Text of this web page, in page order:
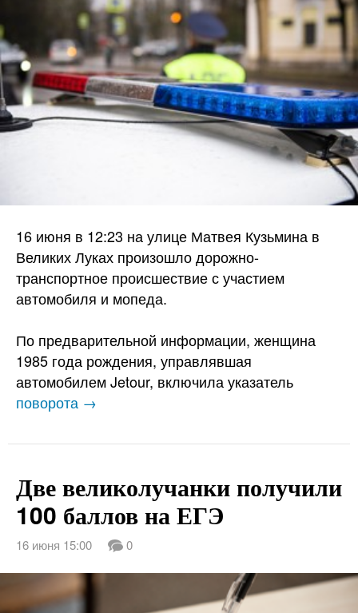
16 июня в 12:23 на улице Матвея Кузьмина в
Великих Луках произошло дорожно-
транспортное происшествие с участием
автомобиля и мопеда.
По предварительной информации, женщина
1985 года рождения, управлявшая
автомобилем Jetour, включила указатель
поворота →
Две великолучанки получили
100 баллов на ЕГЭ
16 июня 15:00 0